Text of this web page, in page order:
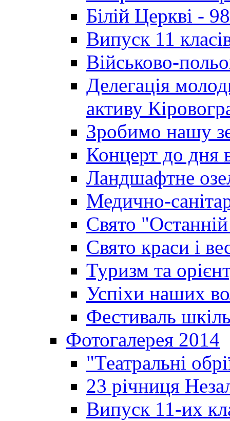
Білій Церкві -
Випуск 11
Військово-
Делегація
активу
Зробимо нашу
Концерт до дня
Ландшафтне
Медично-
Свято
Свято краси і
Туризм та
Успіхи наших
Фестиваль
Фотогалерея 2014
"Театральні
23 річниця
Випуск 11-их